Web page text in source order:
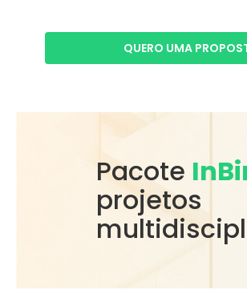
QUERO UMA
Pacote
projetos